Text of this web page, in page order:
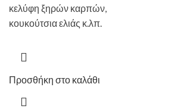
κελύφη ξηρών καρπών,
κουκούτσια ελιάς κ.λπ.
Προσθήκη στο καλάθι